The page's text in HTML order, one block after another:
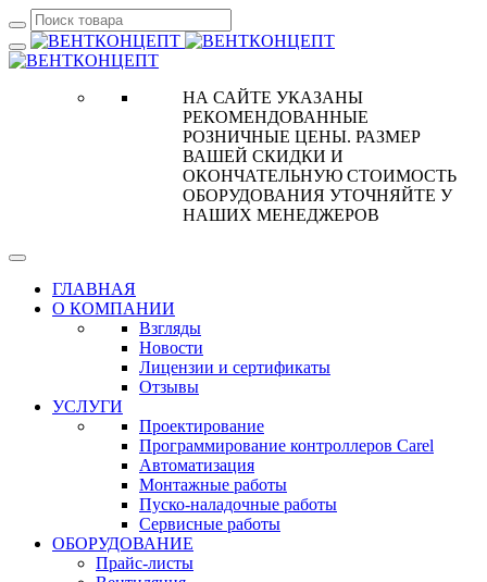
НА САЙТЕ УКАЗАНЫ
РЕКОМЕНДОВАННЫЕ
РОЗНИЧНЫЕ ЦЕНЫ. РАЗМЕР
ВАШЕЙ СКИДКИ И
ОКОНЧАТЕЛЬНУЮ СТОИМОСТЬ
ОБОРУДОВАНИЯ УТОЧНЯЙТЕ У
НАШИХ МЕНЕДЖЕРОВ
ГЛАВНАЯ
О КОМПАНИИ
Взгляды
Новости
Лицензии и сертификаты
Отзывы
УСЛУГИ
Проектирование
Программирование контроллеров Carel
Автоматизация
Монтажные работы
Пуско-наладочные работы
Сервисные работы
ОБОРУДОВАНИЕ
Прайс-листы